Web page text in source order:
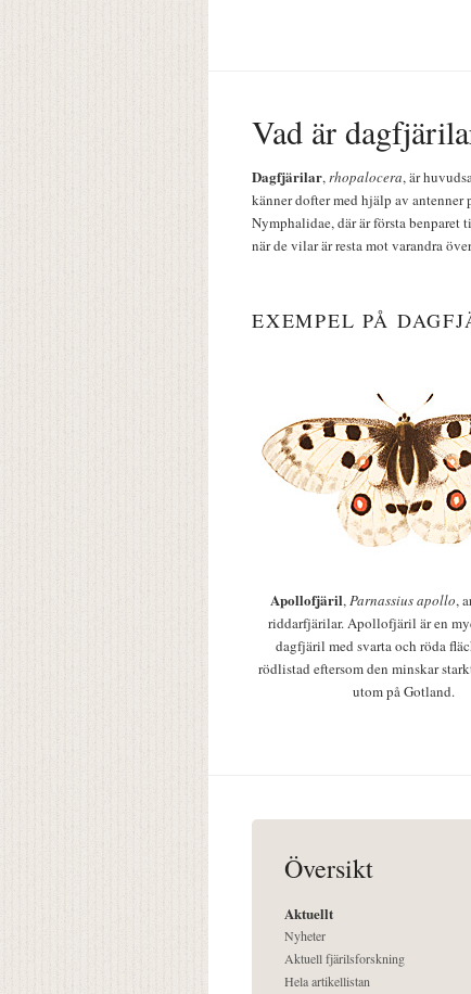
Vad är
Dagfjärilar,rhopalocera, är
känner dofter med hjälp av antenner
Nymphalidae, där är första
när de vilar är resta mot varandra
EXEMPEL PÅ
Apollofjäril,Parnassius apollo,
riddarfjärilar. Apollofjäril är en
dagfjäril med svarta och röda
rödlistad eftersom den minskar
utom på Gotland.
Översikt
Aktuellt
Nyheter
Aktuell fjärilsforskning
Hela artikellistan